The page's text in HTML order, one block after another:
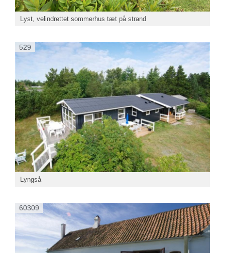
Lyst, velindrettet sommerhus tæt på strand
529
Lyngså
60309